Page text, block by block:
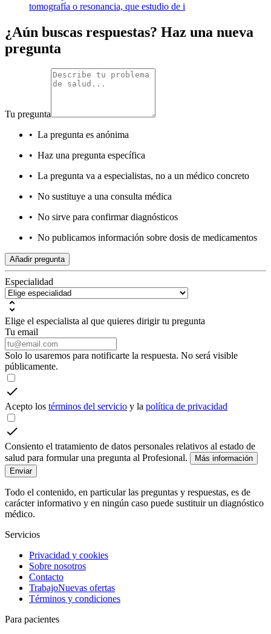
tomografía o resonancia, que estudio de i
¿Aún buscas respuestas? Haz una nueva
pregunta
Tu pregunta
• La pregunta es anónima
• Haz una pregunta específica
• La pregunta va a especialistas, no a un médico concreto
• No sustituye a una consulta médica
• No sirve para confirmar diagnósticos
• No publicamos información sobre dosis de medicamentos
Añadir pregunta
Especialidad
Elige el especialista al que quieres dirigir tu pregunta
Tu email
Solo lo usaremos para notificarte la respuesta. No será visible
públicamente.
Acepto los términos del servicio y la política de privacidad
Consiento el tratamiento de datos personales relativos al estado de
salud para formular una pregunta al Profesional.
Más información
Enviar
Todo el contenido, en particular las preguntas y respuestas, es de
carácter informativo y en ningún caso puede sustituir un diagnóstico
médico.
Servicios
Privacidad y cookies
Sobre nosotros
Contacto
TrabajoNuevas ofertas
Términos y condiciones
Para pacientes